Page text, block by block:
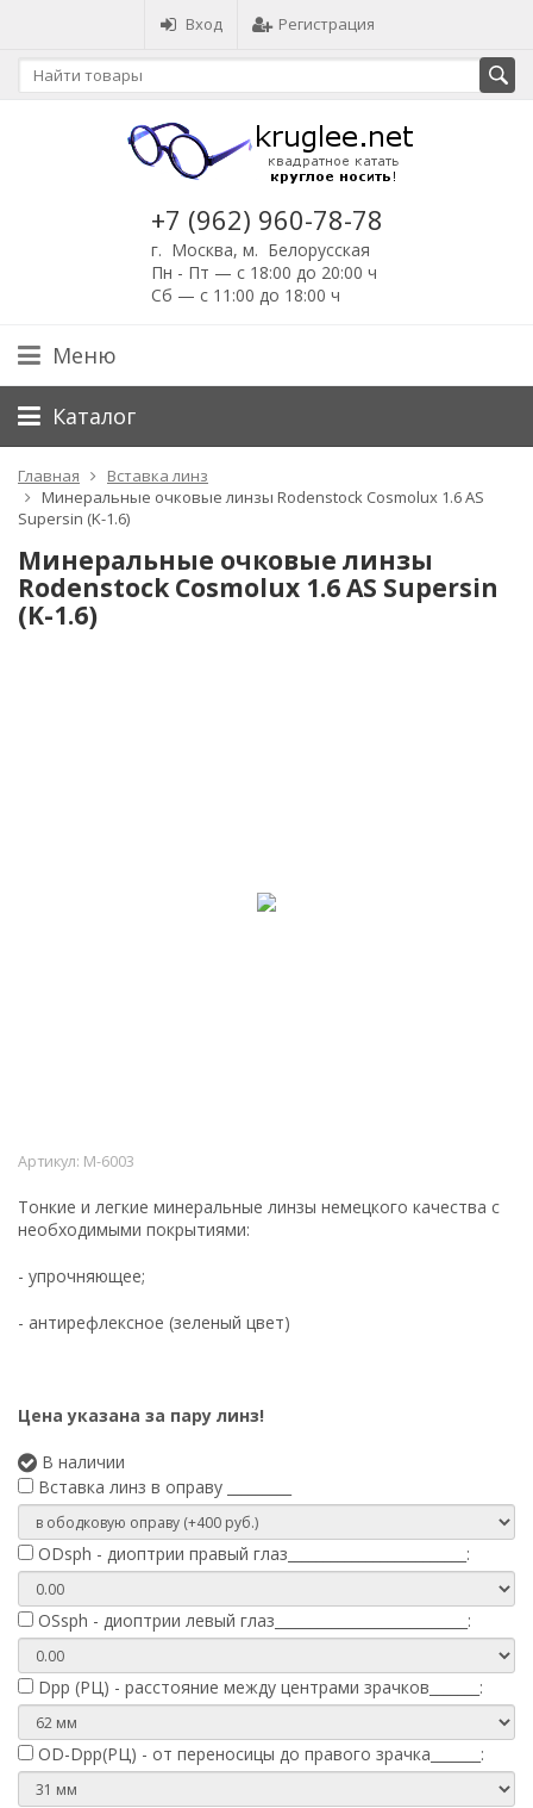
Вход Регистрация
+7 (962) 960-78-78
г. Москва, м. Белорусская
Пн - Пт — с 18:00 до 20:00 ч
Сб — с 11:00 до 18:00 ч
Меню
Каталог
Главная
Вставка линз
Минеральные очковые линзы Rodenstock Cosmolux 1.6 AS
Supersin (K-1.6)
Минеральные очковые линзы
Rodenstock Cosmolux 1.6 AS Supersin
(K-1.6)
Артикул: М-6003
Тонкие и легкие минеральные линзы немецкого качества с
необходимыми покрытиями:
- упрочняющее;
- антирефлексное (зеленый цвет)
Цена указана за пару линз!
В наличии
Вставка линз в оправу _________
ODsph - диоптрии правый глаз_________________________:
OSsph - диоптрии левый глаз___________________________:
Dpp (РЦ) - расстояние между центрами зрачков_______:
OD-Dpp(РЦ) - от переносицы до правого зрачка_______: